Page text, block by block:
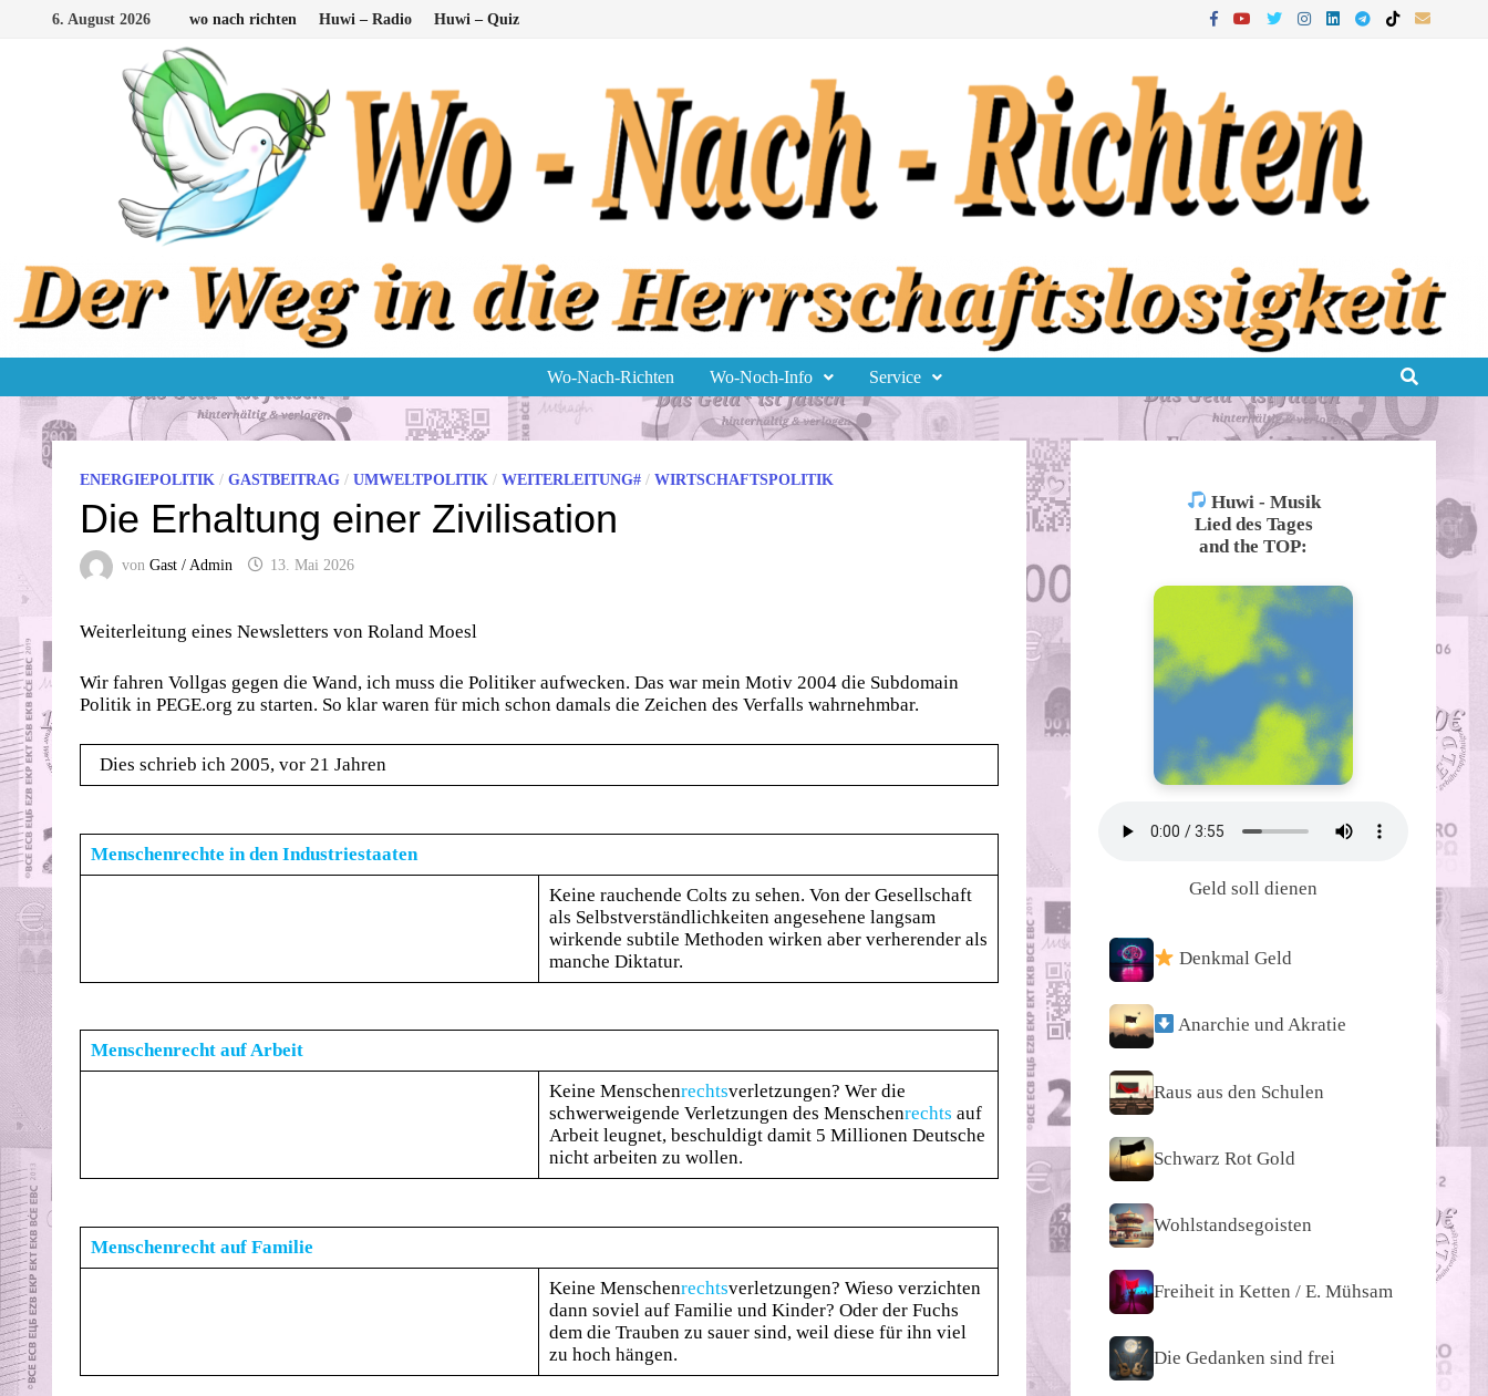
6. August 2026 wo nach richten Huwi – Radio Huwi – Quiz
Wo-Nach-Richten Wo-Noch-Info Service
ENERGIEPOLITIK / GASTBEITRAG / UMWELTPOLITIK / WEITERLEITUNG# / WIRTSCHAFTSPOLITIK
Die Erhaltung einer Zivilisation
von Gast / Admin 13. Mai 2026
Weiterleitung eines Newsletters von Roland Moesl
Wir fahren Vollgas gegen die Wand, ich muss die Politiker aufwecken. Das war mein Motiv 2004 die Subdomain
Politik in PEGE.org zu starten. So klar waren für mich schon damals die Zeichen des Verfalls wahrnehmbar.
Dies schrieb ich 2005, vor 21 Jahren
Menschenrechte in den Industriestaaten
Keine rauchende Colts zu sehen. Von der Gesellschaft
als Selbstverständlichkeiten angesehene langsam
wirkende subtile Methoden wirken aber verherender als
manche Diktatur.
Menschenrecht auf Arbeit
Keine Menschenrechtsverletzungen? Wer die
schwerweigende Verletzungen des Menschenrechts auf
Arbeit leugnet, beschuldigt damit 5 Millionen Deutsche
nicht arbeiten zu wollen.
Menschenrecht auf Familie
Keine Menschenrechtsverletzungen? Wieso verzichten
dann soviel auf Familie und Kinder? Oder der Fuchs
dem die Trauben zu sauer sind, weil diese für ihn viel
zu hoch hängen.
Huwi - Musik
Lied des Tages
and the TOP:
Geld soll dienen
Denkmal Geld
Anarchie und Akratie
Raus aus den Schulen
Schwarz Rot Gold
Wohlstandsegoisten
Freiheit in Ketten / E. Mühsam
Die Gedanken sind frei